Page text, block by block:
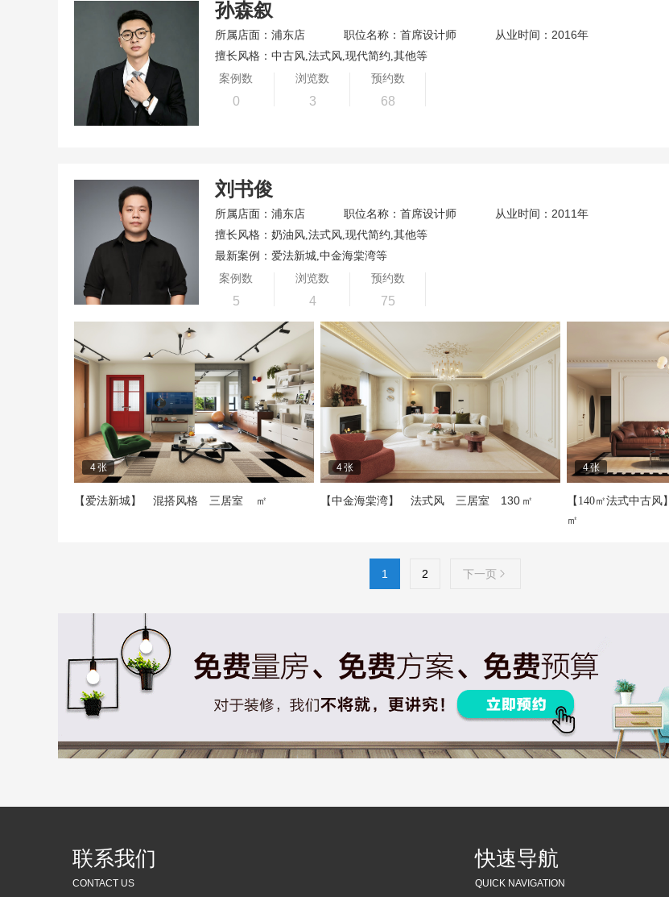
孙森叙
所属店面：浦东店 职位名称：首席设计师 从业时间： 2016年
擅长风格：中古风,法式风,现代简约,其他等
案例数
0
浏览数
3
预约数
68
刘书俊
所属店面：浦东店 职位名称：首席设计师 从业时间： 2011 年
擅长风格：奶油风,法式风,现代简约,其他等
最新案例：爱法新城,中金海棠湾等
案例数
5
浏览数
4
预约数
75
4张
【爱法新城】 混搭风格 三居室 ㎡
4张
【中金海棠湾】 法式风 三居室 130 ㎡
4张
【140㎡法式中古风】
㎡
1 2 下一页
联系我们
CONTACT US
快速导航
QUICK NAVIGATION